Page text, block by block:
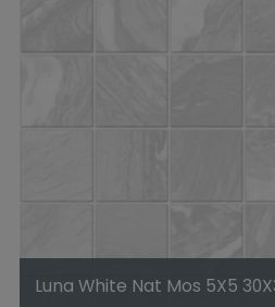
Luna White Nat Mos 5X5